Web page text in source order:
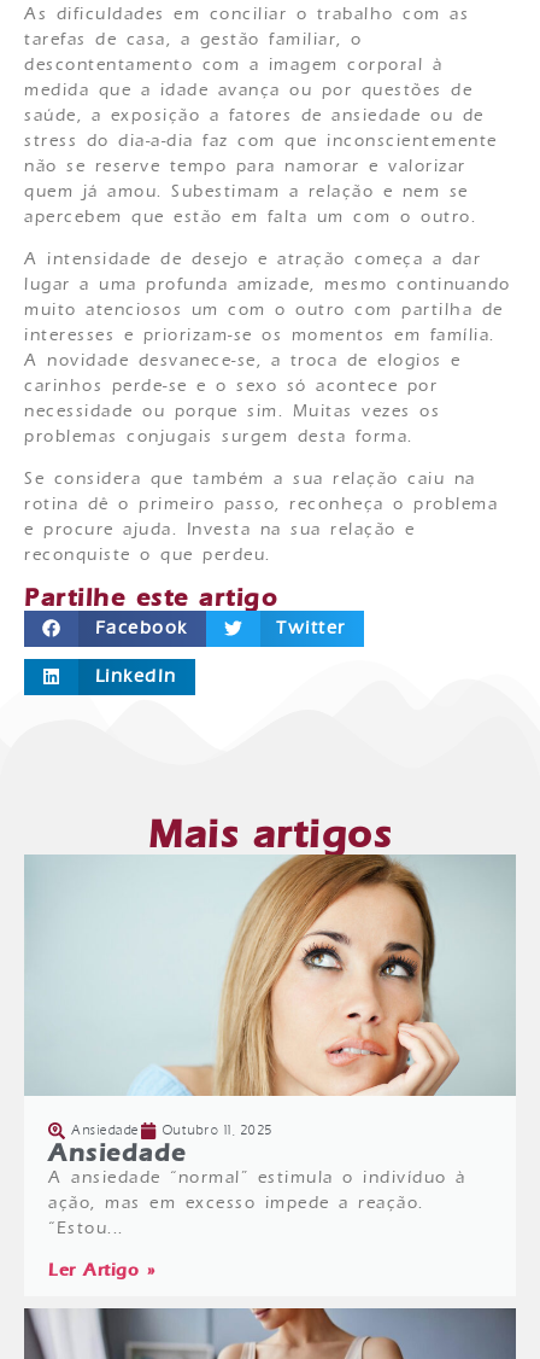
As dificuldades em conciliar o trabalho com as
tarefas de casa, a gestão familiar, o
descontentamento com a imagem corporal à
medida que a idade avança ou por questões de
saúde, a exposição a fatores de ansiedade ou de
stress do dia-a-dia faz com que inconscientemente
não se reserve tempo para namorar e valorizar
quem já amou. Subestimam a relação e nem se
apercebem que estão em falta um com o outro.
A intensidade de desejo e atração começa a dar
lugar a uma profunda amizade, mesmo continuando
muito atenciosos um com o outro com partilha de
interesses e priorizam-se os momentos em família.
A novidade desvanece-se, a troca de elogios e
carinhos perde-se e o sexo só acontece por
necessidade ou porque sim. Muitas vezes os
problemas conjugais surgem desta forma.
Se considera que também a sua relação caiu na
rotina dê o primeiro passo, reconheça o problema
e procure ajuda. Investa na sua relação e
reconquiste o que perdeu.
Partilhe este artigo
Facebook Twitter
LinkedIn
Mais artigos
Ansiedade Outubro 11, 2025
Ansiedade
A ansiedade “normal” estimula o indivíduo à
ação, mas em excesso impede a reação.
“Estou...
Ler Artigo »